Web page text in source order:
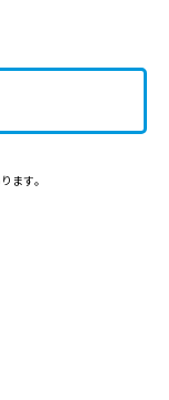
ます。